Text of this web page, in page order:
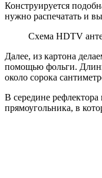
Конструируется
нужно распечатать и
Схема HDTV
Далее, из картона
помощью фольги.
около сорока
В середине
прямоугольника, в